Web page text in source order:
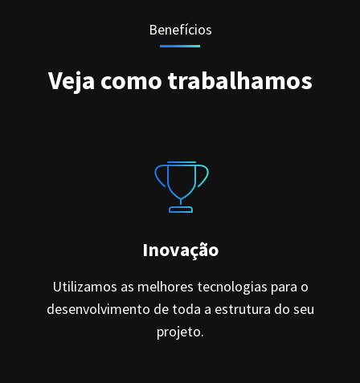
Benefícios
Veja como trabalhamos
Inovação
Utilizamos as melhores tecnologias para o
desenvolvimento de toda a estrutura do seu
projeto.